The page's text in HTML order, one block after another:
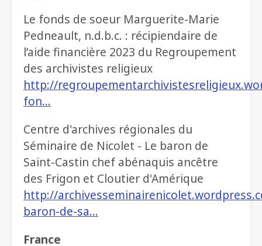
Le fonds de soeur Marguerite-Marie
Pedneault, n.d.b.c. : récipiendaire de
l’aide financière 2023 du Regroupement
des archivistes religieux
http://
fon…
Centre d'archives régionales du
Séminaire de Nicolet - Le baron de
Saint-Castin chef abénaquis ancêtre
des Frigon et Cloutier d'Amérique
http://
baron-de-sa…
France